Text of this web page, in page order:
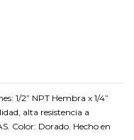
1/2” NPT Hembra x 1/4”
alta resistencia a
Color: Dorado. Hecho en